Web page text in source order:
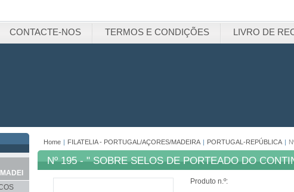
CONTACTE-NOS TERMOS E CONDIÇÕES LIVRO DE
Home | FILATELIA - PORTUGAL/AÇORES/MADEIRA | PORTUGAL-REPÚBLICA |
Nº 195 - " SOBRE SELOS DE PORTEADO DO
Produto n.º: